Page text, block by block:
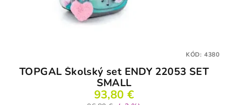
TOPGAL Školský set ENDY 22053 SET
SMALL
93,80 €
KÓD: 4380